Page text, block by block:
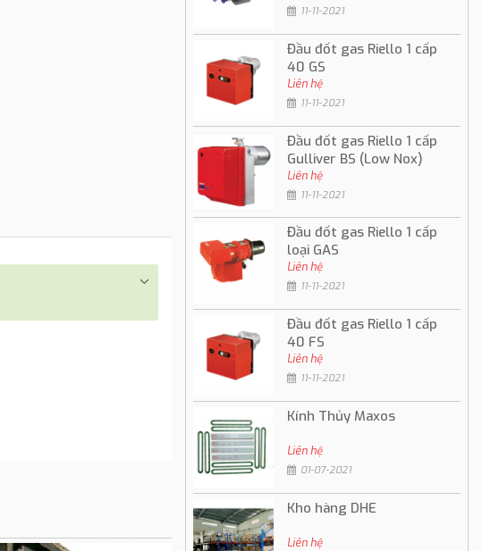
11-11-2021
Đầu đốt gas Riello 1 cấp
40 GS
Liên hệ
11-11-2021
Đầu đốt gas Riello 1 cấp
Gulliver BS (Low Nox)
Liên hệ
11-11-2021
Đầu đốt gas Riello 1 cấp
loại GAS
Liên hệ
11-11-2021
Đầu đốt gas Riello 1 cấp
40 FS
Liên hệ
11-11-2021
Kính Thủy Maxos
Liên hệ
01-07-2021
Kho hàng DHE
Liên hệ